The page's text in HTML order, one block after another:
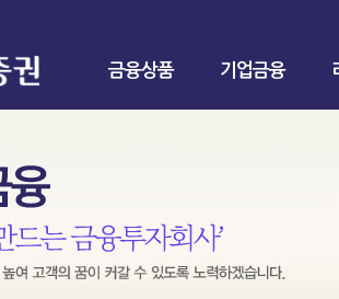
금융상품 기업금융